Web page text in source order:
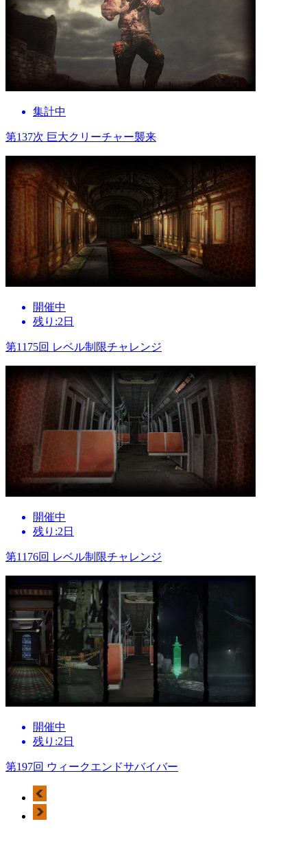
集計中
第137次 巨大クリーチャー襲来
開催中
残り:2日
第1175回 レベル制限チャレンジ
開催中
残り:2日
第1176回 レベル制限チャレンジ
開催中
残り:2日
第197回 ウィークエンドサバイバー